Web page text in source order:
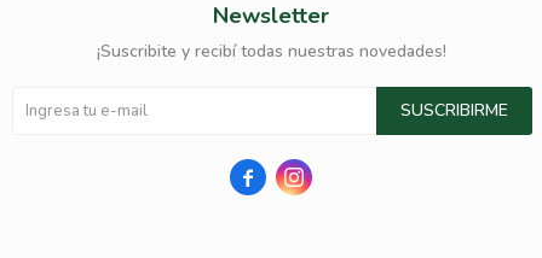
Newsletter
¡Suscribite y recibí todas nuestras novedades!
SUSCRIBIRME
 